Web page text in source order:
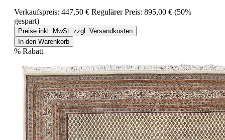
Verkaufspreis: 447,50 € Regulärer Preis: 895,00 € (50%
gespart)
Preise inkl. MwSt. zzgl. Versandkosten
In den Warenkorb
% Rabatt